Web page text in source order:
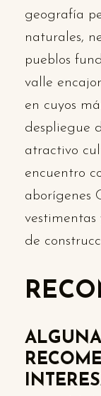
geografía
naturales,
pueblos
valle
en cuyos
despliegue
atractivo
encuentro
aborígenes
vestimentas
de